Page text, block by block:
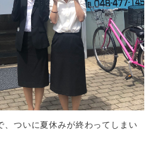
ついに夏休みが終わってしまい